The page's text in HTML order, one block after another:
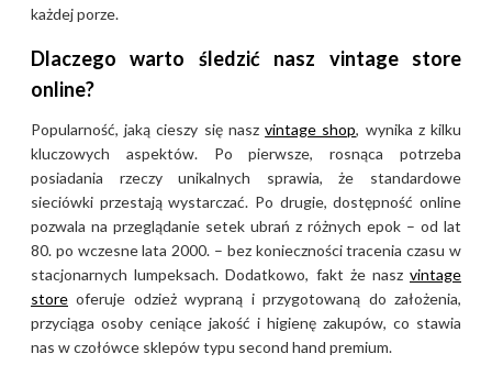
każdej porze.
Dlaczego warto śledzić nasz vintage store
online?
Popularność, jaką cieszy się naszvintage shop, wynika z kilku
kluczowych aspektów. Po pierwsze, rosnąca potrzeba
posiadania rzeczy unikalnych sprawia, że standardowe
sieciówki przestają wystarczać. Po drugie, dostępność online
pozwala na przeglądanie setek ubrań z różnych epok – od lat
80. po wczesne lata 2000. – bez konieczności tracenia czasu w
stacjonarnych lumpeksach. Dodatkowo, fakt że nasz vintage
store oferuje odzież wypraną i przygotowaną do założenia,
przyciąga osoby ceniące jakość i higienę zakupów, co stawia
nas w czołówce sklepów typu second hand premium.